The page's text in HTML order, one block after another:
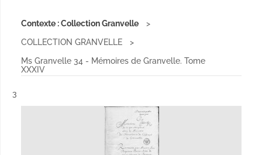
Contexte : Collection Granvelle
COLLECTION GRANVELLE
Ms Granvelle 34 - Mémoires de Granvelle. Tome
XXXIV
Résultat n°
3